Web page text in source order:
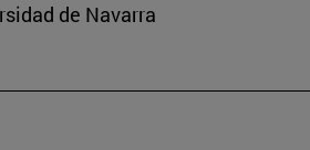
de Navarra